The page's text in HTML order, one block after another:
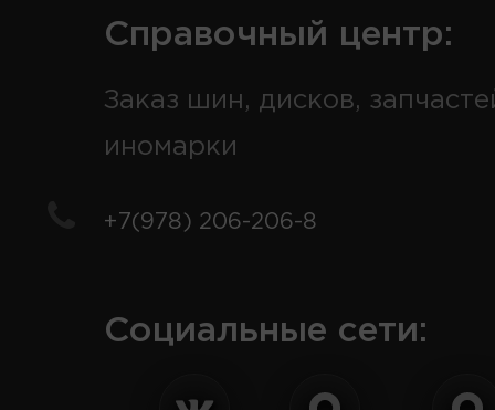
Справочный центр:
Заказ шин, дисков,
иномарки
+7(978) 206-206-8
Социальные сети: